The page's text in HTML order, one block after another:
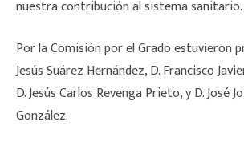
nuestra contribución al sistema sanitario.
Por la Comisión por el Grado estuvieron
Jesús Suárez Hernández, D. Francisco
D. Jesús Carlos Revenga Prieto, y D. José
González.